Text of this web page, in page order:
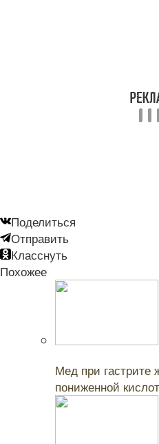
Поделиться
Отправить
Класснуть
Похожее
Мед при гастрите
пониженной